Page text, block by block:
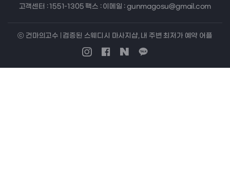
고객센터 : 1551-1305 팩스 : 이메일 : gunmagosu@gmail.com
ⓒ 건마의고수 | 검증된 스웨디시 마사지샵, 내 주변 최저가 예약 어플